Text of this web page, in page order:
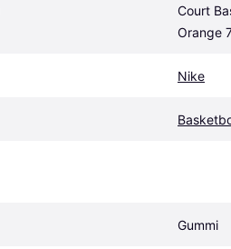
Court
Orange
Nike
Gummi